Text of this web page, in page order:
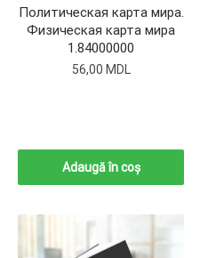
Политическая карта мира.
Физическая карта мира
1.84000000
56,00 MDL
Adaugă în coș